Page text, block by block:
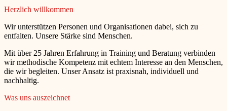
Herzlich willkommen
Wir unterstützen Personen und Organisationen dabei, sich zu
entfalten. Unsere Stärke sind Menschen.
Mit über 25 Jahren Erfahrung in Training und Beratung verbinden
wir methodische Kompetenz mit echtem Interesse an den Menschen,
die wir begleiten. Unser Ansatz ist praxisnah, individuell und
nachhaltig.
Was uns auszeichnet